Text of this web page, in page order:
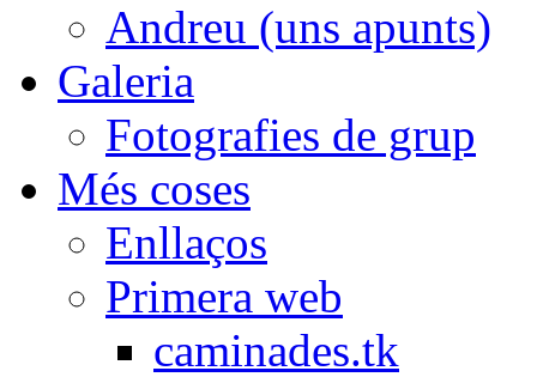
Andreu (uns apunts)
Galeria
Fotografies de grup
Més coses
Enllaços
Primera web
caminades.tk